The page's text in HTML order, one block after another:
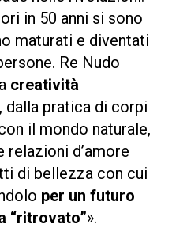
in 50 anni si sono
maturati e diventati
Re Nudo
creatività
, dalla pratica di corpi
il mondo naturale,
relazioni d’amore
di bellezza con cui
per un futuro
“ritrovato”».